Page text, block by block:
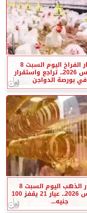
أسعار الفراخ اليوم السبت 8
أغسطس 2026.. تراجع واستقرار
في بورصة الدواجن
أسعار الذهب اليوم السبت 8
أغسطس 2026.. عيار 21 يقفز 100
جنيه...